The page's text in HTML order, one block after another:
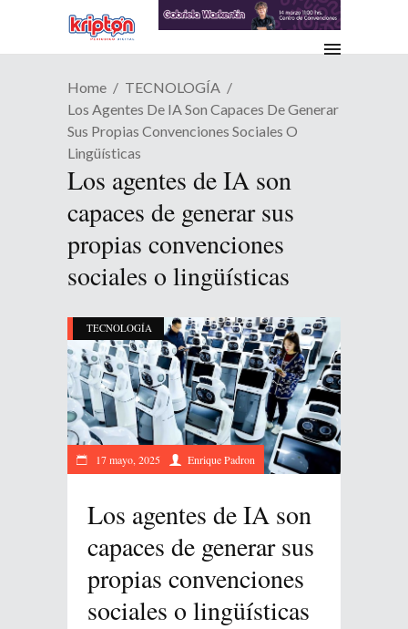
Home
TECNOLOGÍA
Los Agentes De IA Son Capaces De Generar
Sus Propias Convenciones Sociales O
Lingüísticas
Los agentes de IA son
capaces de generar sus
propias convenciones
sociales o lingüísticas
TECNOLOGÍA
17 mayo, 2025 Enrique Padron
Los agentes de IA son
capaces de generar sus
propias convenciones
sociales o lingüísticas